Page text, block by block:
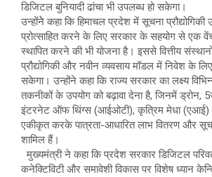
डिजिटल बुनियादी ढांचा भी उपलब्ध हो सकेगा।
उन्होंनेे कहा कि हिमाचल प्रदेश में सूचना प्रौद्योगिकी
प्रोत्साहित करने के लिए सरकार के सहयोग से एक
स्थापित करने की भी योजना है। इससे वित्तीय
प्रौद्योगिकी और नवीन व्यवसाय मॉडल में निवेश के लिए
सकेगा। उन्होंने कहा कि राज्य सरकार का लक्ष्य
तकनीकों के उपयोग को बढ़ावा देना है, जिनमें ड्रोन,
इंटरनेट ऑफ थिंग्स (आईओटी), कृत्रिम मेधा (एआई)
एकीकृत करके पात्रता-आधारित लाभ वितरण और
शामिल हैं।
मुख्यमंत्री ने कहा कि प्रदेश सरकार डिजिटल
कनेक्टिविटी और समावेशी विकास पर विशेष ध्यान